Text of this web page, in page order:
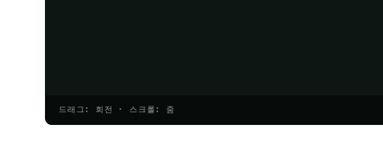
드래그: 회전 · 스크롤: 줌